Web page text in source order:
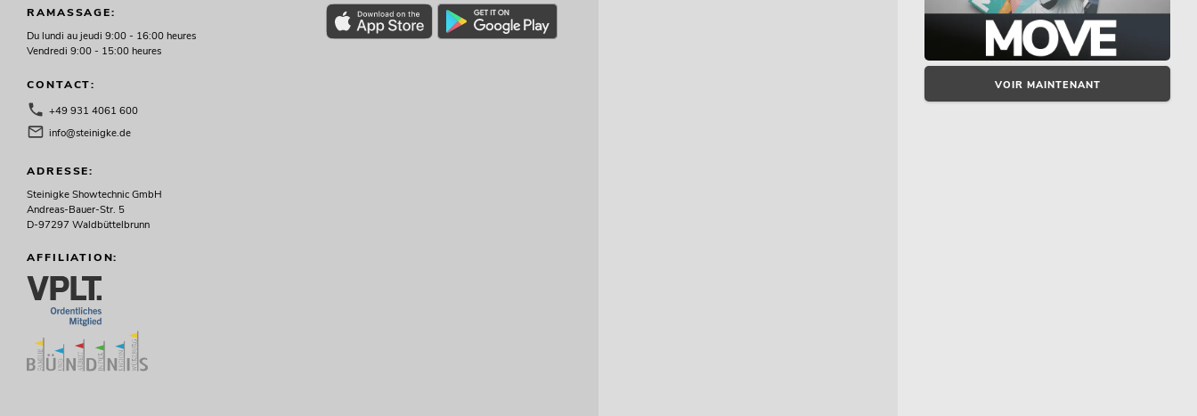
RAMASSAGE:
Du lundi au jeudi 9:00 - 16:00 heures
Vendredi 9:00 - 15:00 heures
CONTACT:
+49 931 4061 600
info@steinigke.de
ADRESSE:
Steinigke Showtechnic GmbH
Andreas-Bauer-Str. 5
D-97297 Waldbüttelbrunn
AFFILIATION:
VOIR MAINTENANT